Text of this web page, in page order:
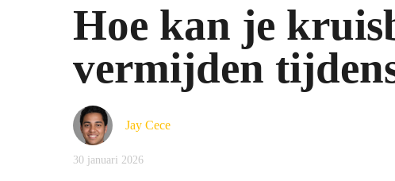
Hoe kan je
vermijden
Jay Cece
30 januari 2026